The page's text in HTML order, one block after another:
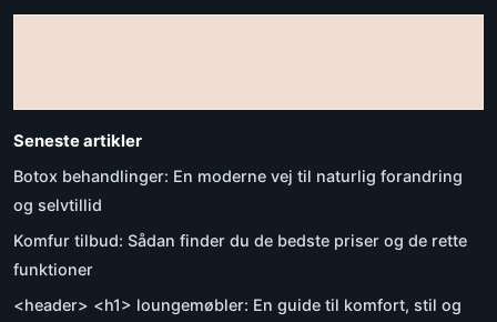
Seneste artikler
Botox behandlinger: En moderne vej til naturlig forandring
og selvtillid
Komfur tilbud: Sådan finder du de bedste priser og de rette
funktioner
<header> <h1> loungemøbler: En guide til komfort, stil og